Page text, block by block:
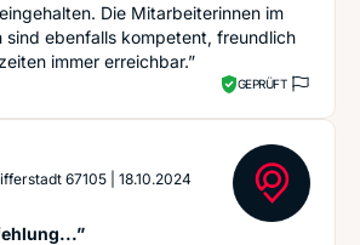
Die Mitarbeiterinnen im
sind ebenfalls kompetent, freundlich
immer erreichbar.”
GEPRÜFT
67105 18.10.2024